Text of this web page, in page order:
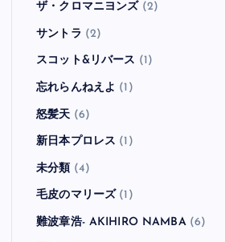
ザ・クロマニヨンズ (2)
サントラ (2)
スコット&リバース (1)
忘れらんねえよ (1)
怒髪天 (6)
新日本プロレス (1)
未分類 (4)
毛皮のマリーズ (1)
難波章浩- AKIHIRO NAMBA(6)